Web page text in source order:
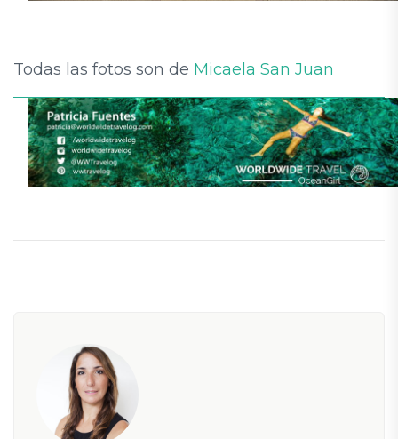
Todas las fotos son de Micaela San Juan